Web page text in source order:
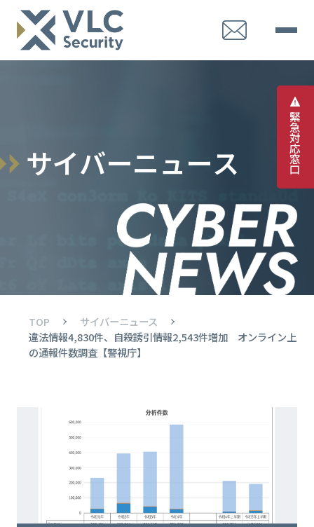
緊
急
対
応
窓
口
サイバーニュース
TOP
サイバーニュース
違法情報4,830件、自殺誘引情報2,543件増加 オンライン上
の通報件数調査【警視庁】